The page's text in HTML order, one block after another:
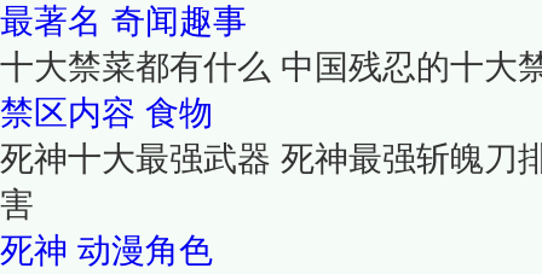
最著名 奇闻趣事
十大禁菜都有什么 中国残忍的十大
禁区内容 食物
死神十大最强武器 死神最强斩魄刀
害
死神 动漫角色